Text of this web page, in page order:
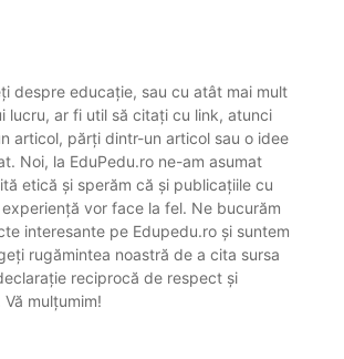
despre educație, sau cu atât mai mult
lucru, ar fi util să citați cu link, atunci
articol, părți dintr-un articol sau o idee
Noi, la EduPedu.ro ne-am asumat
etică și sperăm că și publicațiile cu
vor face la fel. Ne bucurăm
interesante pe Edupedu.ro și suntem
rugămintea noastră de a cita sursa
reciprocă de respect și
mulțumim!